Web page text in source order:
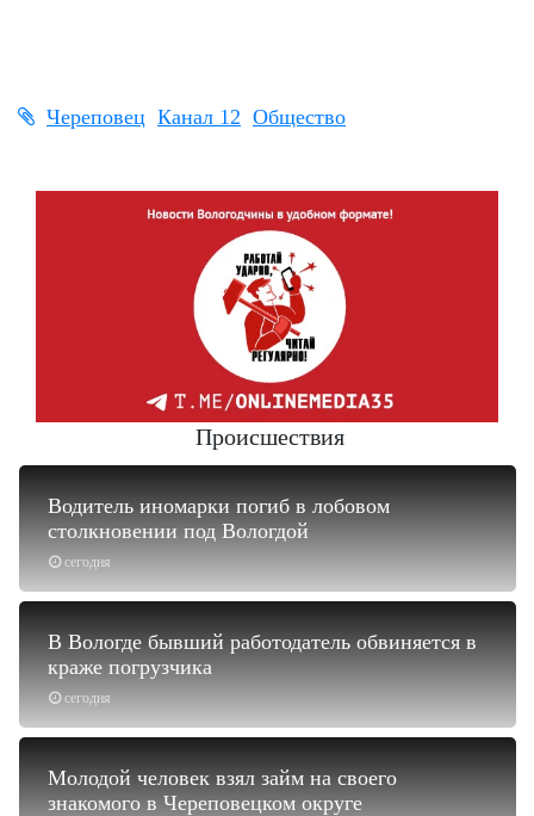
Череповец Канал 12 Общество
Происшествия
сегодня
Водитель иномарки погиб в лобовом
столкновении под Вологдой
сегодня
В Вологде бывший работодатель обвиняется в
краже погрузчика
Молодой человек взял займ на своего
знакомого в Череповецком округе